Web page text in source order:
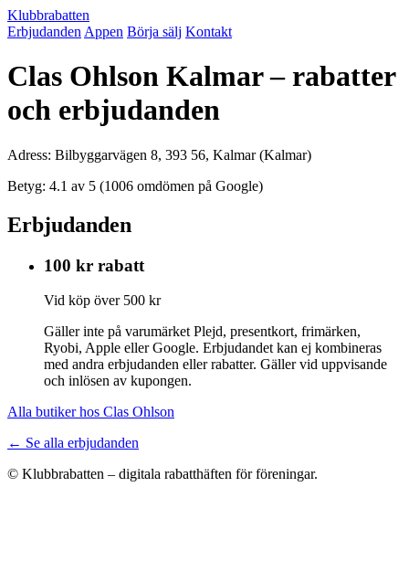
Klubbrabatten
Erbjudanden Appen Börja sälj Kontakt
Clas Ohlson Kalmar – rabatter
och erbjudanden
Adress: Bilbyggarvägen 8, 393 56, Kalmar (Kalmar)
Betyg: 4.1 av 5 (1006 omdömen på Google)
Erbjudanden
100 kr rabatt
Vid köp över 500 kr
Gäller inte på varumärket Plejd, presentkort, frimärken,
Ryobi, Apple eller Google. Erbjudandet kan ej kombineras
med andra erbjudanden eller rabatter. Gäller vid uppvisande
och inlösen av kupongen.
Alla butiker hos Clas Ohlson
← Se alla erbjudanden
© Klubbrabatten – digitala rabatthäften för föreningar.